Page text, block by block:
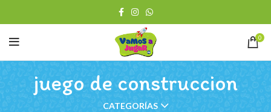
0
juego de construccion
CATEGORÍAS